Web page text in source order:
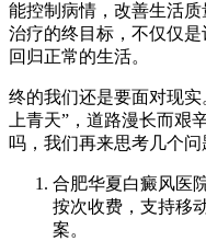
能控制病情，改善生活
治疗的终目标，不仅仅是
回归正常的生活。
终的我们还是要面对现
上青天”，道路漫长而艰
吗，我们再来思考几个问
合肥华夏白癜风医
按次收费，支持移
案。